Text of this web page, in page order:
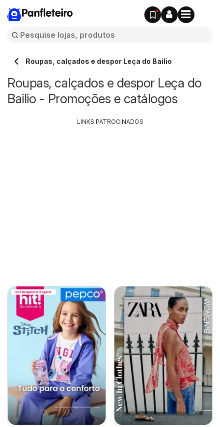
Panfleteiro
Roupas, calçados e despor Leça do Bailio
Roupas, calçados e despor Leça do
Bailio - Promoções e catálogos
LINKS PATROCINADOS